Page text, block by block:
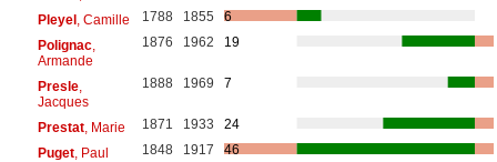
Pleyel, Camille 1788 1855
6
Polignac,
Armande
1876 1962 19
Presle,
Jacques
1888 1969 7
Prestat, Marie 1871 1933
24
Puget, Paul 1848 1917
46